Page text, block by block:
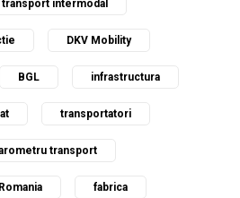
transport intermodal
DKV Mobility
BGL infrastructura
transportatori
transport
Romania fabrica